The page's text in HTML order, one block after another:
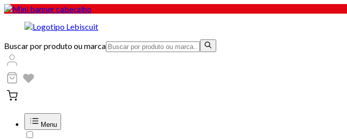
Buscar por produto ou marca
Menu